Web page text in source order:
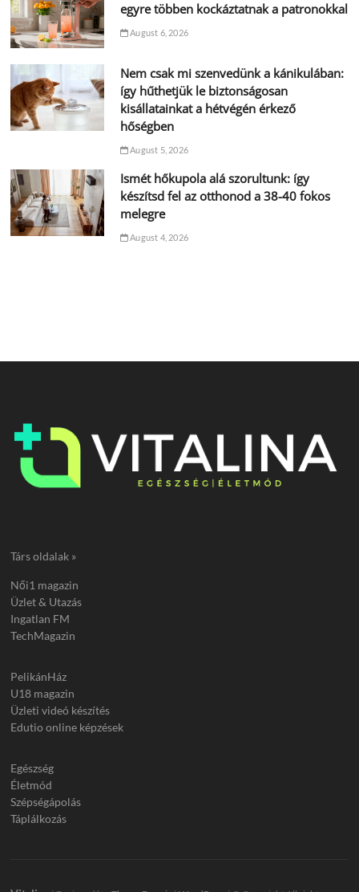
egyre többen kockáztatnak a patronokkal
August 6, 2026
Nem csak mi szenvedünk a kánikulában:
így hűthetjük le biztonságosan
kisállatainkat a hétvégén érkező
hőségben
August 5, 2026
Ismét hőkupola alá szorultunk: így
készítsd fel az otthonod a 38-40 fokos
melegre
August 4, 2026
Társ oldalak »
Női1 magazin
Üzlet & Utazás
Ingatlan FM
TechMagazin
PelikánHáz
U18 magazin
Üzleti videó készítés
Edutio online képzések
Egészség
Életmód
Szépségápolás
Táplálkozás